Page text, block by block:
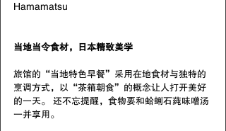
Hamamatsu
当地当令食材，日本精致美学
旅馆的“当地特色早餐”采用在地食材与独特的
烹调方式，以“茶箱朝食”的概念让人打开美好
的一天。 还不忘提醒，食物要和蛤蜊石莼味噌汤
一并享用。